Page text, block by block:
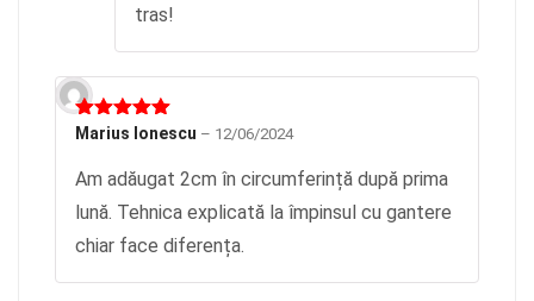
tras!
Evaluat la
Marius Ionescu – 12/06/2024
Am adăugat 2cm în circumferință după prima
lună. Tehnica explicată la împinsul cu gantere
chiar face diferența.